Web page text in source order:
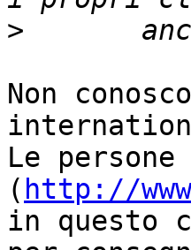
>
Non
Le
( http://
in questo